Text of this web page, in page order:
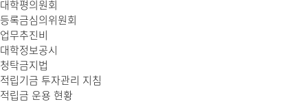
대학평의원회
등록금심의위원회
업무추진비
대학정보공시
청탁금지법
적립기금 투자관리 지침
적립금 운용 현황